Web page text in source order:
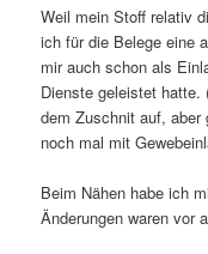
Weil mein Stoff relativ
ich für die Belege eine
mir auch schon als
Dienste geleistet
dem Zuschnit auf,
noch mal mit
Beim Nähen habe ich
Änderungen waren vor